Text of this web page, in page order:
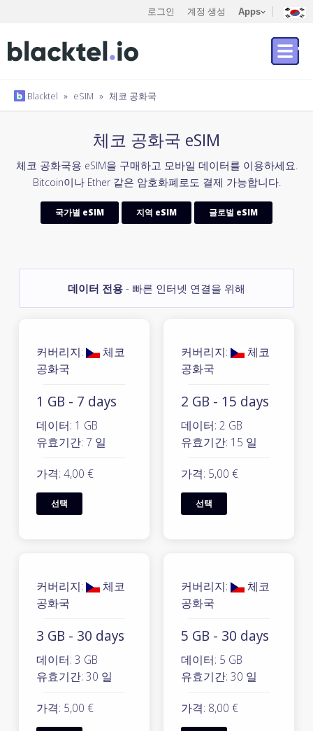
로그인 계정 생성 Apps
Blacktel » eSIM » 체코 공화국
체코 공화국 eSIM
체코 공화국용 eSIM을 구매하고 모바일 데이터를 이용하세요.
Bitcoin이나 Ether 같은 암호화폐로도 결제 가능합니다.
국가별 eSIM 지역 eSIM 글로벌 eSIM
데이터 전용 - 빠른 인터넷 연결을 위해
커버리지:
체코
공화국
1 GB - 7 days
데이터: 1 GB
유효기간: 7 일
가격: 4,00 €
선택
커버리지:
체코
공화국
2 GB - 15 days
데이터: 2 GB
유효기간: 15 일
가격: 5,00 €
선택
커버리지:
체코
공화국
3 GB - 30 days
데이터: 3 GB
유효기간: 30 일
가격: 5,00 €
커버리지:
체코
공화국
5 GB - 30 days
데이터: 5 GB
유효기간: 30 일
가격: 8,00 €